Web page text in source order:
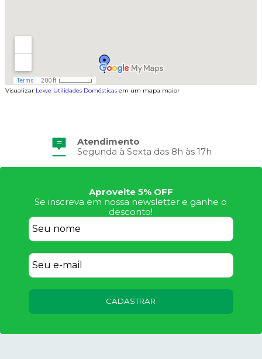
Visualizar Lewe Utilidades Domésticas em um mapa maior
Atendimento
Segunda à Sexta das 8h às 17h
Aproveite 5% OFF
Se inscreva em nossa newsletter e ganhe o
desconto!
CADASTRAR